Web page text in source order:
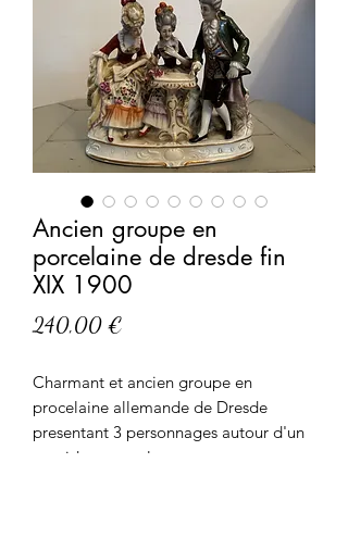
Ancien groupe en
porcelaine de dresde fin
XIX 1900
240,00 €
Charmant et ancien groupe en
procelaine allemande de Dresde
presentant 3 personnages autour d'un
gueridon central